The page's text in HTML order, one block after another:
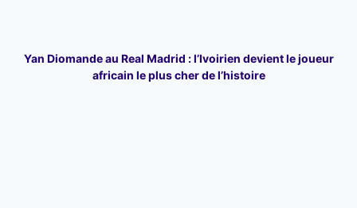
Yan Diomande au Real Madrid : l’Ivoirien devient le joueur
africain le plus cher de l’histoire